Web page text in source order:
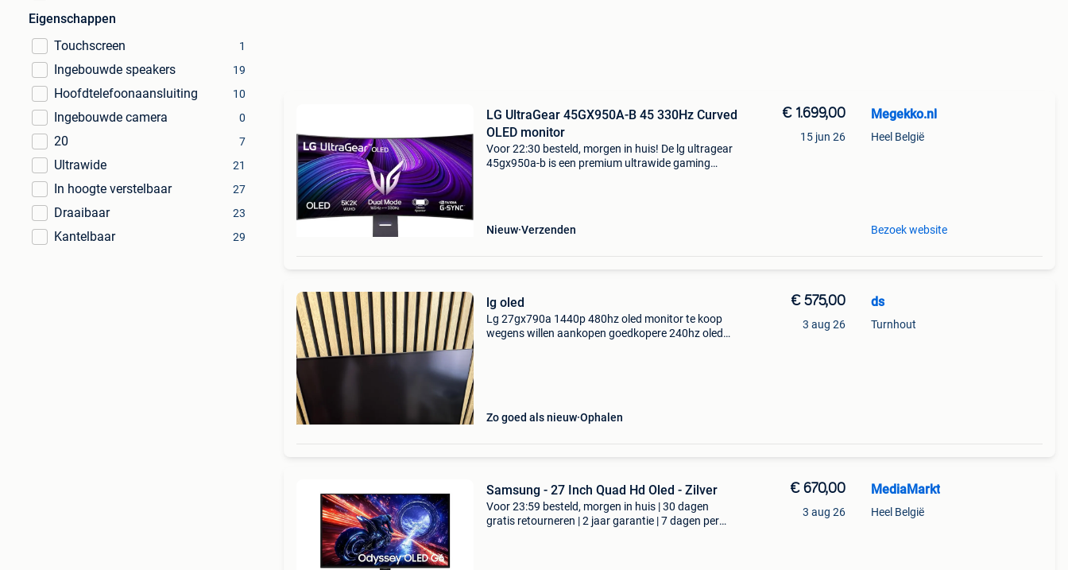
Eigenschappen
Touchscreen
1
Ingebouwde speakers 19
Hoofdtelefoonaansluiting 10
Ingebouwde camera 0
20 7
Ultrawide 21
In hoogte verstelbaar 27
Draaibaar 23
Kantelbaar 29
LG UltraGear 45GX950A-B 45 330Hz Curved
OLED monitor
Voor 22:30 besteld, morgen in huis! De lg ultragear
45gx950a-b is een premium ultrawide gaming
Nieuw Verzenden
€ 1.699,00
15 jun 26
Megekko.nl
Heel België
Bezoek website
lg oled
Lg 27gx790a 1440p 480hz oled monitor te koop
wegens willen aankopen goedkopere 240hz oled
Zo goed als nieuw Ophalen
€ 575,00
3 aug 26
ds
Turnhout
Samsung - 27 Inch Quad Hd Oled - Zilver
Voor 23:59 besteld, morgen in huis | 30 dagen
gratis retourneren | 2 jaar garantie | 7 dagen per
€ 670,00
3 aug 26
MediaMarkt
Heel België